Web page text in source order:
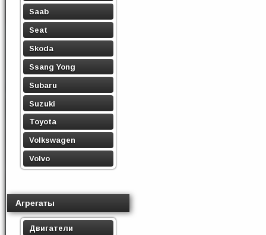
Saab
Seat
Skoda
Ssang Yong
Subaru
Suzuki
Toyota
Volkswagen
Volvo
Агрегаты
Двигатели